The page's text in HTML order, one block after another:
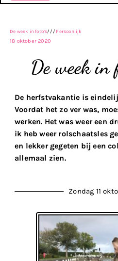
De week in foto’s/// Persoonlijk
18 oktober 2020
De week in
De herfstvakantie is
Voordat het zo ver was,
werken. Het was weer een
ik heb weer rolschaatsles
en lekker gegeten bij een
allemaal zien.
Zondag 11